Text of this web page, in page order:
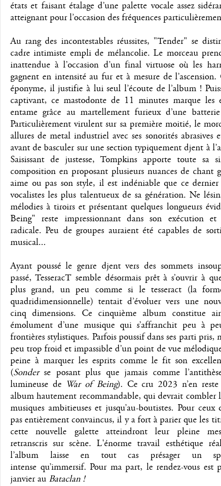
états et faisant étalage d’une palette vocale assez
atteignant pour l’occasion des fréquences
Au rang des incontestables réussites, "Tender" se
cadre intimiste empli de mélancolie. Le morceau
inattendue à l’occasion d’un final virtuose où les
gagnent en intensité au fur et à mesure de
éponyme, il justifie à lui seul l’écoute de l’album !
captivant, ce mastodonte de 11 minutes marque les
entame grâce au martellement furieux d’une
Particulièrement virulent sur sa première moitié, le
allures de metal industriel avec ses sonorités abrasives
avant de basculer sur une section typiquement djent à
Saisissant de justesse, Tompkins apporte toute sa
composition en proposant plusieurs nuances de chant
aime ou pas son style, il est indéniable que ce
vocalistes les plus talentueux de sa génération. Ne
mélodies à tiroirs et présentant quelques longueurs
Being" reste impressionnant dans son exécution et
radicale. Peu de groupes auraient été capables de
musical...
Ayant poussé le genre djent vers des sommets
passé, TesseracT semble désormais prêt à s’ouvrir à
plus grand, un peu comme si le tesseract (la
quadridimensionnelle) tentait d’évoluer vers une
cinq dimensions. Ce cinquième album constitue
émolument d’une musique qui s’affranchit peu à
frontières stylistiques. Parfois poussif dans ses parti pris,
peu trop froid et impassible d’un point de vue
peine à marquer les esprits comme le fit son
(Sonderse posant plus que jamais comme
lumineuse de War of Being). Ce cru 2023 n’en
album hautement recommandable, qui devrait combler
musiques ambitieuses et jusqu’au-boutistes. Pour
pas entièrement convaincus, il y a fort à parier que les
cette nouvelle galette atteindront leur pleine
retranscris sur scène. L'énorme travail esthétique
l’album laisse en tout cas présager un
intense qu’immersif. Pour ma part, le rendez-vous
janvier au Bataclan !